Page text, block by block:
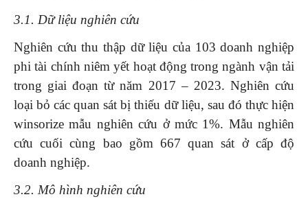
3.1. Dữ liệu nghiên cứu
Nghiên cứu thu thập dữ liệu của 103 doanh nghiệp
phi tài chính niêm yết hoạt động trong ngành vận tải
trong giai đoạn từ năm 2017 – 2023. Nghiên cứu
loại bỏ các quan sát bị thiếu dữ liệu, sau đó thực hiện
winsorize mẫu nghiên cứu ở mức 1%. Mẫu nghiên
cứu cuối cùng bao gồm 667 quan sát ở cấp độ
doanh nghiệp.
3.2. Mô hình nghiên cứu